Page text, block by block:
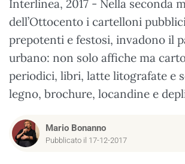
Interlinea, 2017 - Nella seconda
dell’Ottocento i cartelloni
prepotenti e festosi, invadono il
urbano: non solo affiche ma
periodici, libri, latte litografate e
legno, brochure, locandine e
Mario Bonanno
Pubblicato il 17-12-2017